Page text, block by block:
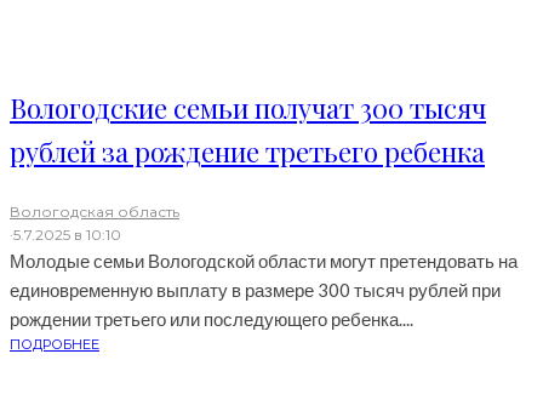
Вологодские семьи получат 300 тысяч
рублей за рождение третьего ребенка
Вологодская область
·5.7.2025 в 10:10
Молодые семьи Вологодской области могут претендовать на
единовременную выплату в размере 300 тысяч рублей при
рождении третьего или последующего ребенка....
ПОДРОБНЕЕ